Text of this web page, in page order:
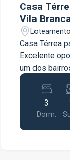
Casa
Vila
Casa Térrea
Excelente
um dos
Jacareí. Esta
conforto,
amplos, bem
ideal para
vida. Características do imóvel 3
3
Dorm.